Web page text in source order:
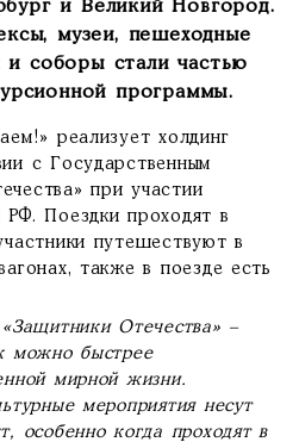
и Великий Новгород.
музеи, пешеходные
соборы стали частью
программы.
реализует холдинг
с Государственным
при участии
Поездки проходят в
путешествуют в
также в поезде есть
Отечества» –
можно быстрее
мирной жизни.
мероприятия несут
особенно когда проходят в